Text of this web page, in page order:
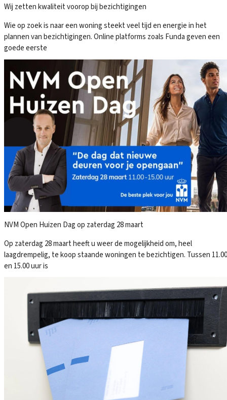
Wij zetten kwaliteit voorop bij bezichtigingen
Wie op zoek is naar een woning steekt veel tijd en energie in het
plannen van bezichtigingen. Online platforms zoals Funda geven een
goede eerste
NVM Open Huizen Dag op zaterdag 28 maart
Op zaterdag 28 maart heeft u weer de mogelijkheid om, heel
laagdrempelig, te koop staande woningen te bezichtigen. Tussen 11.00
en 15.00 uur is